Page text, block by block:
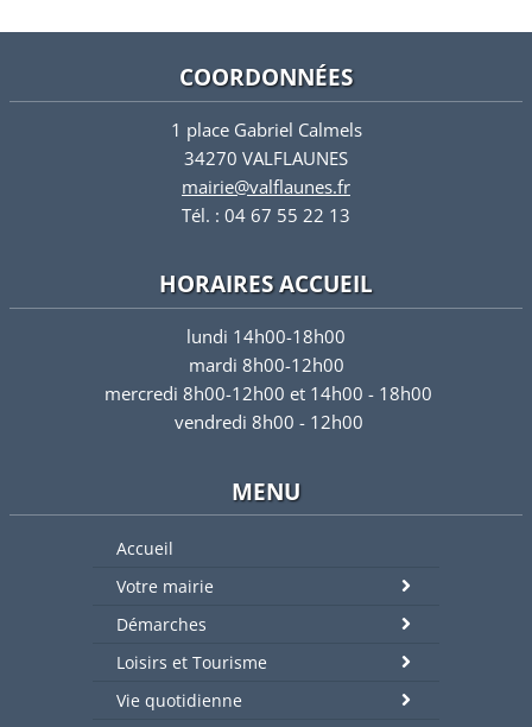
COORDONNÉES
1 place Gabriel Calmels
34270 VALFLAUNES
mairie@valflaunes.fr
Tél. : 04 67 55 22 13
HORAIRES ACCUEIL
lundi 14h00-18h00
mardi 8h00-12h00
mercredi 8h00-12h00 et 14h00 - 18h00
vendredi 8h00 - 12h00
MENU
Accueil
Votre mairie
Démarches
Loisirs et Tourisme
Vie quotidienne